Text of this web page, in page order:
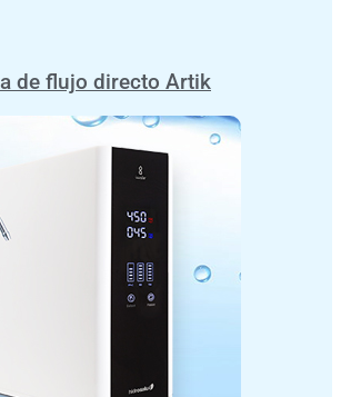
de flujo directo Artik